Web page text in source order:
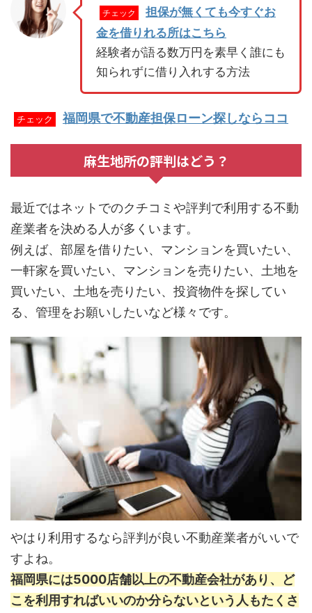
チェック
担保が無くても今すぐお
金を借りれる所はこちら
経験者が語る数万円を素早く誰にも
知られずに借り入れする方法
チェック 福岡県で不動産担保ローン探しならココ
麻生地所の評判はどう？
最近ではネットでのクチコミや評判で利用する不動
産業者を決める人が多くいます。
例えば、部屋を借りたい、マンションを買いたい、
一軒家を買いたい、マンションを売りたい、土地を
買いたい、土地を売りたい、投資物件を探してい
る、管理をお願いしたいなど様々です。
やはり利用するなら評判が良い不動産業者がいいで
すよね。
福岡県には5000店舗以上の不動産会社があり、ど
こを利用すればいいのか分らないという人もたくさ